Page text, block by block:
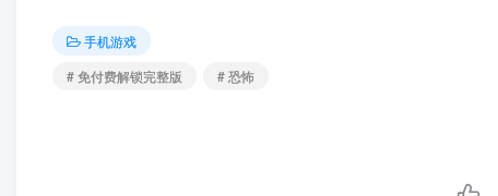
手机游戏
# 免付费解锁完整版
# 恐怖